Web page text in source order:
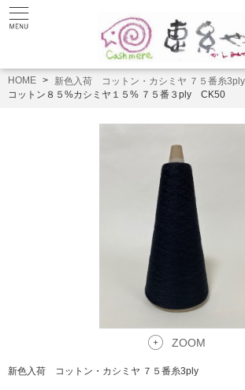
HOME
新色入荷 コットン・カシミヤ ７５番糸3ply
コットン８５%カシミヤ１５% ７５番３ply CK50
ZOOM
新色入荷 コットン・カシミヤ ７５番糸3ply